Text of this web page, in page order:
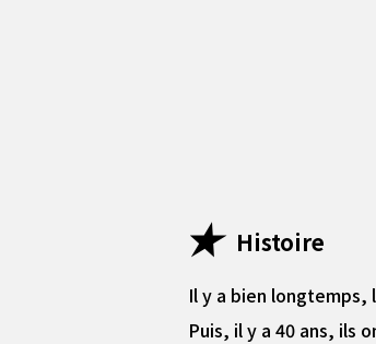
Histoire
Il y a bien longtemps,
Puis, il y a 40 ans, ils